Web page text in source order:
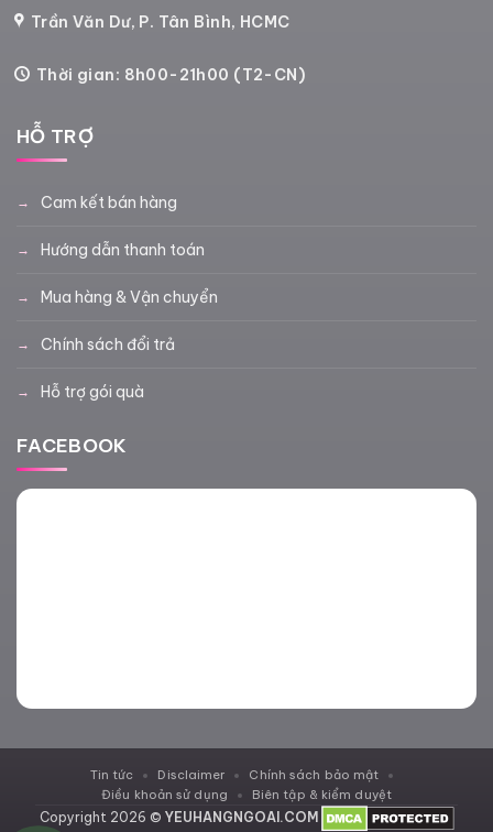
Trần Văn Dư, P. Tân Bình, HCMC
Thời gian: 8h00-21h00 (T2-CN)
HỖ TRỢ
Cam kết bán hàng
Hướng dẫn thanh toán
Mua hàng & Vận chuyển
Chính sách đổi trả
Hỗ trợ gói quà
FACEBOOK
Tin tức Disclaimer
Chính sách bảo mật
Điều khoản sử dụng
Biên tập & kiểm duyệt
Copyright 2026 © YEUHANGNGOAI.COM